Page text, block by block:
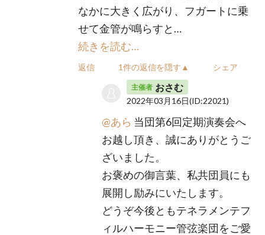
なかに大きく広がり、フガートに乗
せて金管が鳴らすと…
続きを読む…
返信 1件の返信を隠す▲ シェア
主催者 おさむ
2022年03月16日(ID:22021)
@あら 当団第6回定期演奏会へ
お越し頂き、誠にありがとうご
ざいました。
お褒めの御言葉、私共団員にも
展開し励みにいたします。
どうぞ今後ともテネラメンテフ
ィルハーモニー管弦楽団をご愛